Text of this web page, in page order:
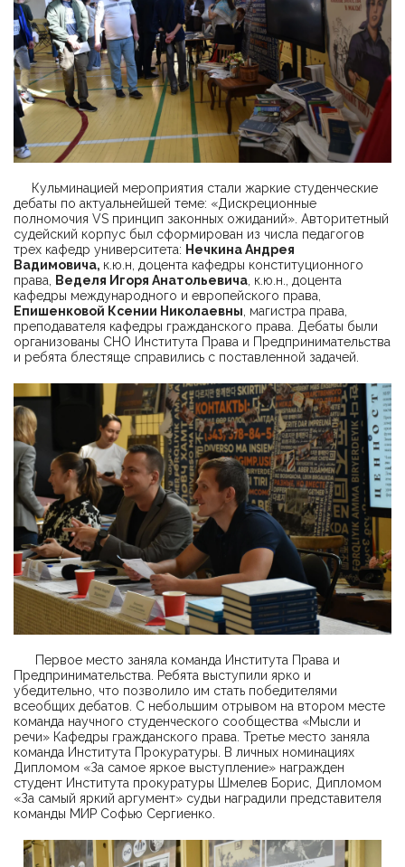
Кульминацией мероприятия стали жаркие студенческие
дебаты по актуальнейшей теме: «Дискреционные
полномочия VS принцип законных ожиданий». Авторитетный
судейский корпус был сформирован из числа педагогов
трех кафедр университета: Нечкина Андрея
Вадимовича, к.ю.н, доцента кафедры конституционного
права,
Веделя Игоря Анатольевича , к.ю.н., доцента
кафедры международного и европейского права,
Епишенковой Ксении Николаевны , магистра права,
преподавателя кафедры гражданского права. Дебаты были
организованы СНО Института Права и Предпринимательства
и ребята блестяще справились с поставленной задачей.
Первое место заняла команда Института Права и
Предпринимательства. Ребята выступили ярко и
убедительно, что позволило им стать победителями
всеобщих дебатов. С небольшим отрывом на втором месте
команда научного студенческого сообщества «Мысли и
речи» Кафедры гражданского права. Третье место заняла
команда Института Прокуратуры. В личных номинациях
Дипломом «За самое яркое выступление» награжден
студент Института прокуратуры Шмелев Борис, Дипломом
«За самый яркий аргумент» судьи наградили представителя
команды МИР Софью Сергиенко.